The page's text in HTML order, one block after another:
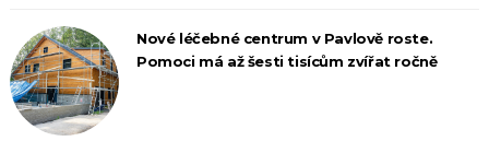
Nové léčebné centrum v Pavlově roste.
Pomoci má až šesti tisícům zvířat ročně